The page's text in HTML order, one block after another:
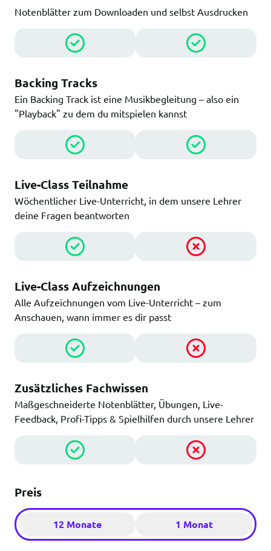
Notenblätter zum Downloaden und selbst Ausdrucken
Backing Tracks
Ein Backing Track ist eine Musikbegleitung – also ein
"Playback" zu dem du mitspielen kannst
Live-Class Teilnahme
Wöchentlicher Live-Unterricht, in dem unsere Lehrer
deine Fragen beantworten
Live-Class Aufzeichnungen
Alle Aufzeichnungen vom Live-Unterricht – zum
Anschauen, wann immer es dir passt
Zusätzliches Fachwissen
Maßgeschneiderte Notenblätter, Übungen, Live-
Feedback, Profi-Tipps & Spielhilfen durch unsere Lehrer
Preis
12 Monate 1 Monat